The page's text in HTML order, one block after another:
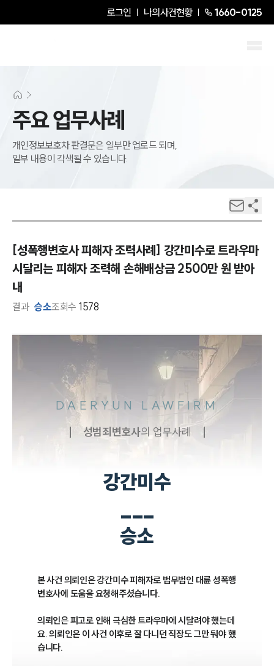
로그인 나의사건현황 1660-0125
주요 업무사례
개인정보보호차 판결문은 일부만 업로드 되며,
일부 내용이 각색될 수 있습니다.
[성폭행변호사 피해자 조력사례] 강간미수로 트라우마
시달리는 피해자 조력해 손해배상금 2500만 원 받아
내
결과 승소조회수 1578
DAERYUN LAWFIRM
성범죄 변호사의 업무사례
강간미수
___
승소
본 사건 의뢰인은 강간미수 피해자로 법무법인 대륜 성폭행
변호사에 도움을 요청해주셨습니다.
의뢰인은 피고로 인해 극심한 트라우마에 시달려야 했는데
요. 의뢰인은 이 사건 이후로 잘 다니던 직장도 그만 둬야 했
습니다.